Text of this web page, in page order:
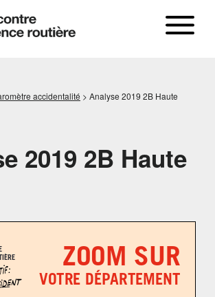
accidentalité > Analyse 2019 2B Haute
2019 2B Haute